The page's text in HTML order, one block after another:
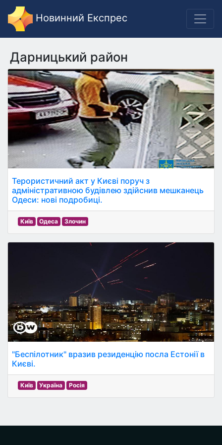
Новинний Експрес
Дарницький район
Терористичний акт у Києві поруч з
адміністративною будівлею здійснив мешканець
Одеси: нові подробиці.
Київ Одеса Злочин
"Беспілотник" вразив резиденцію посла Естонії в
Києві.
Київ Україна Росія